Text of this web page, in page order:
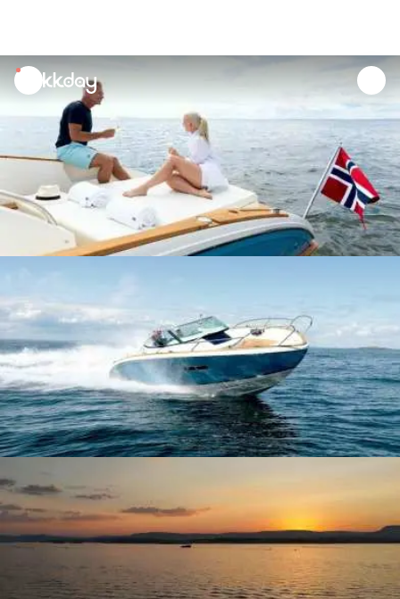
unread
notifications